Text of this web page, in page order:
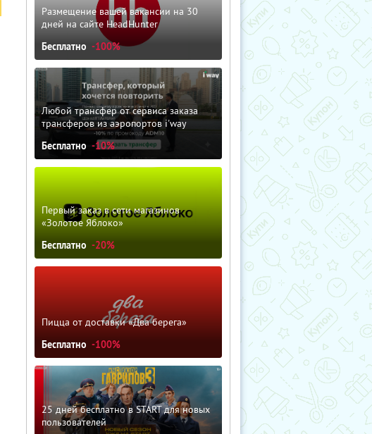
Размещение вашей вакансии на 30
дней на сайте HeadHunter
Бесплатно -100%
Любой трансфер от сервиса заказа
трансферов из аэропортов i'way
Бесплатно -10%
Первый заказ в сети магазинов
«Золотое Яблоко»
Бесплатно -20%
Пицца от доставки «Два берега»
Бесплатно -100%
25 дней бесплатно в START для новых
пользователей